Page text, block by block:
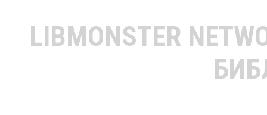
LIBMONSTER